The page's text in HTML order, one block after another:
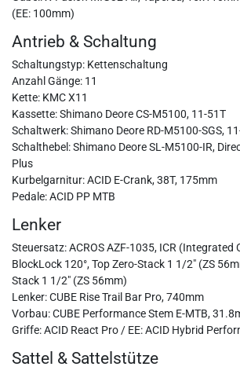
(EE: 100mm)
Antrieb & Schaltung
Schaltungstyp: Kettenschaltung
Anzahl Gänge: 11
Kette: KMC X11
Kassette: Shimano Deore CS-M5100, 11-51T
Schaltwerk: Shimano Deore RD-M5100-SGS,
Schalthebel: Shimano Deore SL-M5100-IR,
Plus
Kurbelgarnitur: ACID E-Crank, 38T, 175mm
Pedale: ACID PP MTB
Lenker
Steuersatz: ACROS AZF-1035, ICR (Integrated
BlockLock 120°, Top Zero-Stack 1 1/2" (ZS
Stack 1 1/2" (ZS 56mm)
Lenker: CUBE Rise Trail Bar Pro, 740mm
Vorbau: CUBE Performance Stem E-MTB,
Griffe: ACID React Pro / EE: ACID Hybrid
Sattel & Sattelstütze